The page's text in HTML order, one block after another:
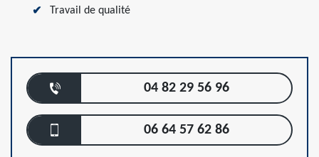
Travail de qualité
04 82 29 56 96
06 64 57 62 86